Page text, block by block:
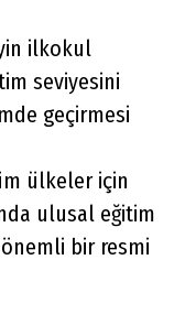
ilkokul
seviyesini
geçirmesi
ülkeler için
ulusal eğitim
bir resmi